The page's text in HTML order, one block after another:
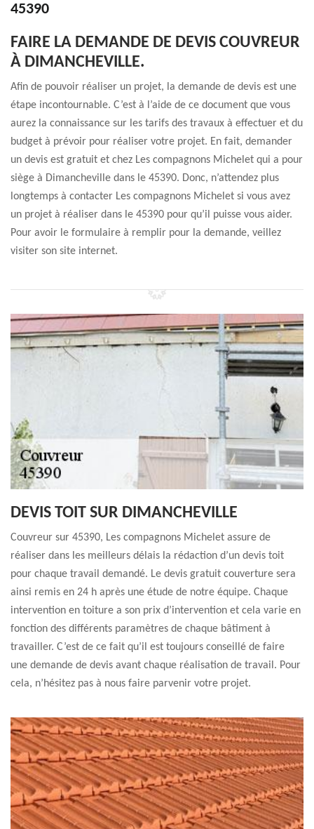
45390
FAIRE LA DEMANDE DE DEVIS COUVREUR
À DIMANCHEVILLE.
Afin de pouvoir réaliser un projet, la demande de devis est une
étape incontournable. C’est à l’aide de ce document que vous
aurez la connaissance sur les tarifs des travaux à effectuer et du
budget à prévoir pour réaliser votre projet. En fait, demander
un devis est gratuit et chez Les compagnons Michelet qui a pour
siège à Dimancheville dans le 45390. Donc, n’attendez plus
longtemps à contacter Les compagnons Michelet si vous avez
un projet à réaliser dans le 45390 pour qu’il puisse vous aider.
Pour avoir le formulaire à remplir pour la demande, veillez
visiter son site internet.
DEVIS TOIT SUR DIMANCHEVILLE
Couvreur sur 45390, Les compagnons Michelet assure de
réaliser dans les meilleurs délais la rédaction d’un devis toit
pour chaque travail demandé. Le devis gratuit couverture sera
ainsi remis en 24 h après une étude de notre équipe. Chaque
intervention en toiture a son prix d’intervention et cela varie en
fonction des différents paramètres de chaque bâtiment à
travailler. C’est de ce fait qu’il est toujours conseillé de faire
une demande de devis avant chaque réalisation de travail. Pour
cela, n’hésitez pas à nous faire parvenir votre projet.